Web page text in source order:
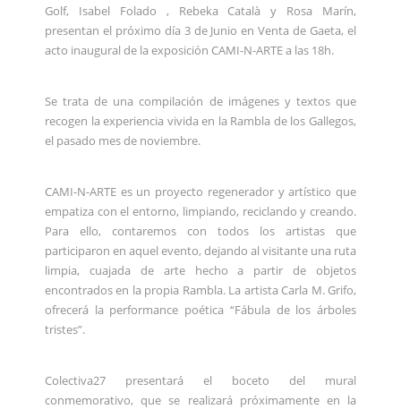
Golf, Isabel Folado , Rebeka Català y Rosa Marín,
presentan el próximo día 3 de Junio en Venta de Gaeta, el
acto inaugural de la exposición CAMI-N-ARTE a las 18h.
Se trata de una compilación de imágenes y textos que
recogen la experiencia vivida en la Rambla de los Gallegos,
el pasado mes de noviembre.
CAMI-N-ARTE es un proyecto regenerador y artístico que
empatiza con el entorno, limpiando, reciclando y creando.
Para ello, contaremos con todos los artistas que
participaron en aquel evento, dejando al visitante una ruta
limpia, cuajada de arte hecho a partir de objetos
encontrados en la propia Rambla. La artista Carla M. Grifo,
ofrecerá la performance poética “Fábula de los árboles
tristes”.
Colectiva27 presentará el boceto del mural
conmemorativo, que se realizará próximamente en la